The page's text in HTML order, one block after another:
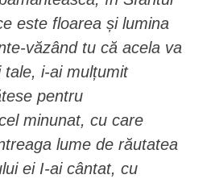
este floarea și lumina
văzând tu că acela va
tale, i-ai mulțumit
pentru
minunat, cu care
lume de răutatea
ei I-ai cântat, cu